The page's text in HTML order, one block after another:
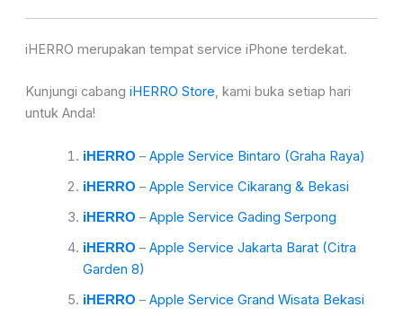
iHERRO merupakan tempat service iPhone terdekat.
Kunjungi cabang iHERRO Store, kami buka setiap hari
untuk Anda!
iHERRO – Apple Service Bintaro (Graha Raya)
iHERRO – Apple Service Cikarang & Bekasi
iHERRO – Apple Service Gading Serpong
iHERRO – Apple Service Jakarta Barat (Citra
Garden 8)
iHERRO – Apple Service Grand Wisata Bekasi